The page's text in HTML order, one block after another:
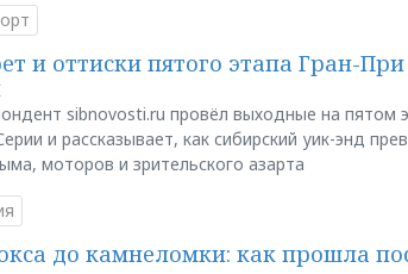
и оттиски пятого этапа Гран-
sibnovosti.ru провёл выходные на пятом
и рассказывает, как сибирский уик-энд
моторов и зрительского азарта
до камнеломки: как прошла